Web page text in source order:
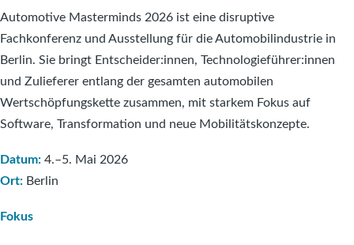
–
Ergebnisse
einer
regionalen
Transformationsanalyse
Automotive Masterminds 2026 ist eine disruptive
Fachkonferenz und Ausstellung für die Automobilindustrie in
Berlin. Sie bringt Entscheider:innen, Technologieführer:innen
und Zulieferer entlang der gesamten automobilen
Wertschöpfungskette zusammen, mit starkem Fokus auf
Software, Transformation und neue Mobilitätskonzepte.
Datum: 4.–5. Mai 2026
Ort: Berlin
Fokus